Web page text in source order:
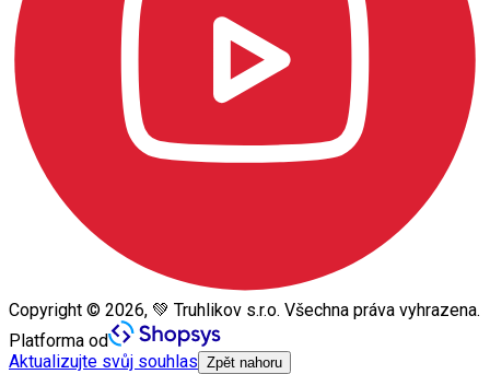
Copyright © 2026, 💚 Truhlikov s.r.o. Všechna práva vyhrazena.
Platforma od
Aktualizujte svůj souhlas Zpět nahoru